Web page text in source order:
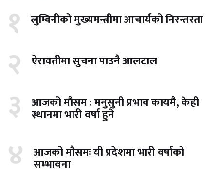
१ लुम्बिनीको मुख्यमन्त्रीमा आचार्यको निरन्तरता
२ ऐरावतीमा सुचना पाउनै आलटाल
३ आजको मौसम : मनुसुनी प्रभाव कायमै, केही
स्थानमा भारी वर्षा हुने
४ आजको मौसमः यी प्रदेशमा भारी वर्षाको
सम्भावना